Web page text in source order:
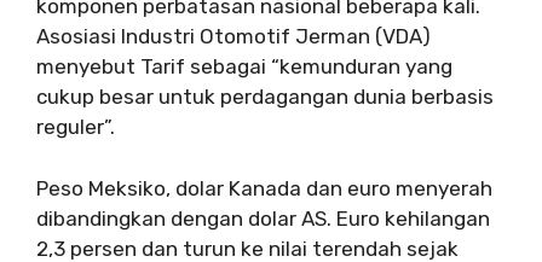
komponen perbatasan nasional beberapa kali.
Asosiasi Industri Otomotif Jerman (VDA)
menyebut Tarif sebagai “kemunduran yang
cukup besar untuk perdagangan dunia berbasis
reguler”.
Peso Meksiko, dolar Kanada dan euro menyerah
dibandingkan dengan dolar AS. Euro kehilangan
2,3 persen dan turun ke nilai terendah sejak